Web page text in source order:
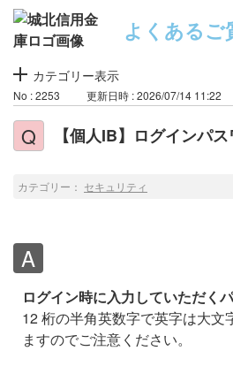
よくあるご
カテゴリー表示
No : 2253 更新日時 : 2026/07/14 11:22
【個人IB】ログインパ
カテゴリー： セキュリティ
ログイン時に入力していただく
12 桁の半角英数字で英字は大文
ますのでご注意ください。